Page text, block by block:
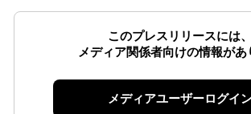
このプレスリリースには、
メディア関係者向けの情報があ
メディアユーザーログイ